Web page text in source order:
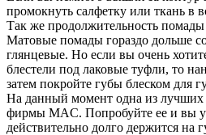
промокнуть салфетку или ткань в
Так же продолжительность помады
Матовые помады гораздо дольше
глянцевые. Но если вы очень
блестели под лаковые туфли, то
затем покройте губы блеском для
На данный момент одна из лучших
фирмы MAC. Попробуйте ее и вы
действительно долго держится на